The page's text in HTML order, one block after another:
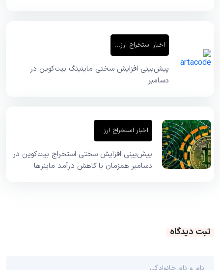
اخبار استخراج ارز دیجیتال
پیش‌بینی افزایش سختی ماینینگ بیت‌کوین در
دسامبر
اخبار استخراج ارز دیجیتال
پیش‌بینی افزایش سختی استخراج بیت‌کوین در
دسامبر همزمان با کاهش درآمد ماینرها
ثبت دیدگاه